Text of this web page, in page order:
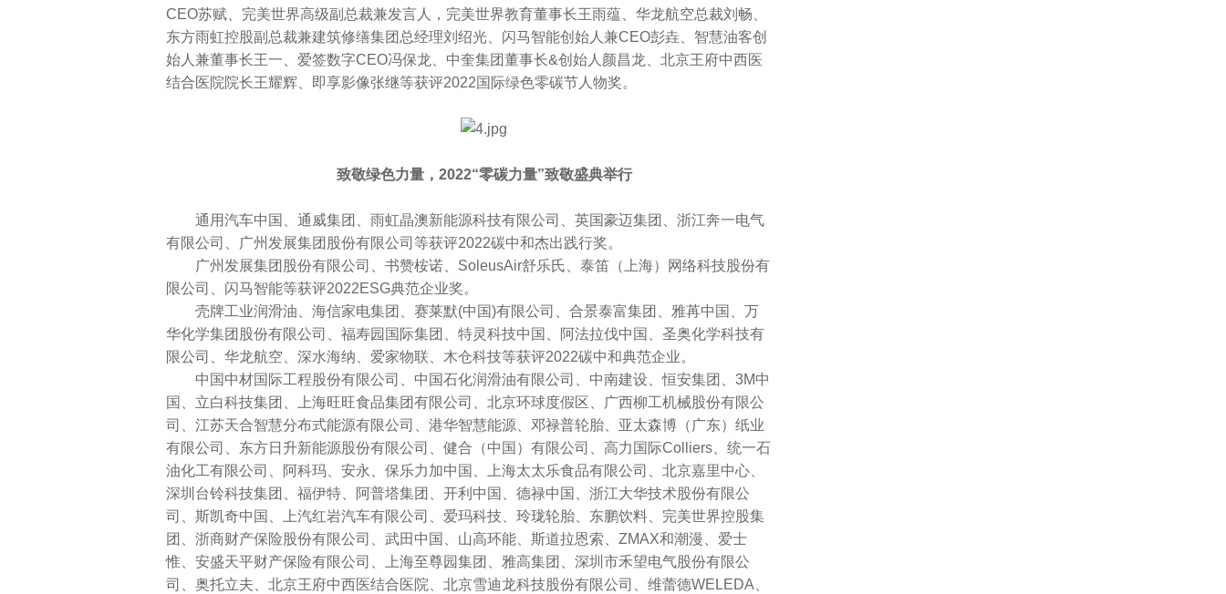
CEO苏赋、完美世界高级副总裁兼发言人，完美世界教育董事长王雨蕴、华龙航空总裁刘畅、
东方雨虹控股副总裁兼建筑修缮集团总经理刘绍光、闪马智能创始人兼CEO彭垚、智慧油客创
始人兼董事长王一、爱签数字CEO冯保龙、中奎集团董事长&创始人颜昌龙、北京王府中西医
结合医院院长王耀辉、即享影像张继等获评2022国际绿色零碳节人物奖。
致敬绿色力量，2022“零碳力量”致敬盛典举行
通用汽车中国、通威集团、雨虹晶澳新能源科技有限公司、英国豪迈集团、浙江奔一电气
有限公司、广州发展集团股份有限公司等获评2022碳中和杰出践行奖。
广州发展集团股份有限公司、书赞桉诺、SoleusAir舒乐氏、泰笛（上海）网络科技股份有
限公司、闪马智能等获评2022ESG典范企业奖。
壳牌工业润滑油、海信家电集团、赛莱默(中国)有限公司、合景泰富集团、雅苒中国、万
华化学集团股份有限公司、福寿园国际集团、特灵科技中国、阿法拉伐中国、圣奥化学科技有
限公司、华龙航空、深水海纳、爱家物联、木仓科技等获评2022碳中和典范企业。
中国中材国际工程股份有限公司、中国石化润滑油有限公司、中南建设、恒安集团、3M中
国、立白科技集团、上海旺旺食品集团有限公司、北京环球度假区、广西柳工机械股份有限公
司、江苏天合智慧分布式能源有限公司、港华智慧能源、邓禄普轮胎、亚太森博（广东）纸业
有限公司、东方日升新能源股份有限公司、健合（中国）有限公司、高力国际Colliers、统一石
油化工有限公司、阿科玛、安永、保乐力加中国、上海太太乐食品有限公司、北京嘉里中心、
深圳台铃科技集团、福伊特、阿普塔集团、开利中国、德禄中国、浙江大华技术股份有限公
司、斯凯奇中国、上汽红岩汽车有限公司、爱玛科技、玲珑轮胎、东鹏饮料、完美世界控股集
团、浙商财产保险股份有限公司、武田中国、山高环能、斯道拉恩索、ZMAX和潮漫、爱士
惟、安盛天平财产保险有限公司、上海至尊园集团、雅高集团、深圳市禾望电气股份有限公
司、奥托立夫、北京王府中西医结合医院、北京雪迪龙科技股份有限公司、维蕾德WELEDA、